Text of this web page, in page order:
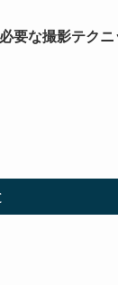
要な撮影テクニ